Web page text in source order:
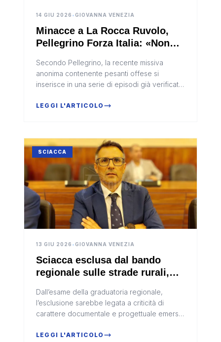
14 GIU 2026 •GIOVANNA VENEZIA
Minacce a La Rocca Ruvolo,
Pellegrino Forza Italia: «Non
Secondo Pellegrino, la recente missiva
anonima contenente pesanti offese si
inserisce in una serie di episodi già verificatisi
non può essere sottovalutato.
LEGGI L'ARTICOLO
SCIACCA
13 GIU 2026 •GIOVANNA VENEZIA
Sciacca esclusa dal bando
regionale sulle strade rurali,
il territorio"
Dall’esame della graduatoria regionale,
l’esclusione sarebbe legata a criticità di
carattere documentale e progettuale emerse
LEGGI L'ARTICOLO